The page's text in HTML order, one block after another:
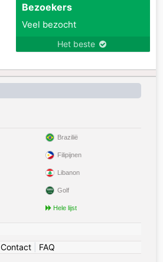
Bezoekers
Veel bezocht
Het beste
Brazilië
Filipijnen
Libanon
Golf
Hele lijst
Contact FAQ